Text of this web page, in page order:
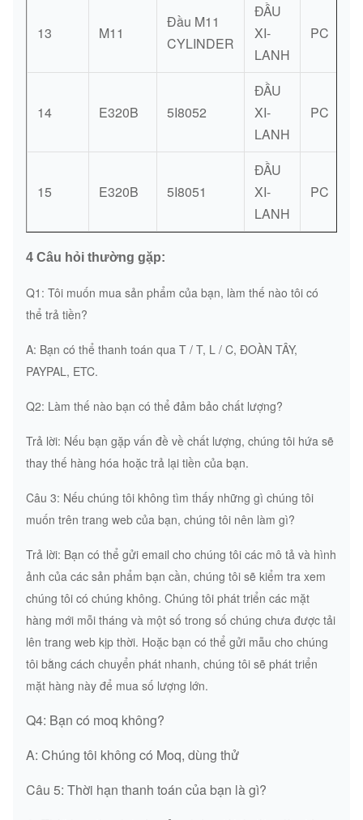
13 M11
Đầu M11
CYLINDER
ĐẦU
XI-
LANH
PC
14 E320B 5I8052
ĐẦU
XI-
LANH
PC
15 E320B 5I8051
ĐẦU
XI-
LANH
PC
4 Câu hỏi thường gặp:
Q1: Tôi muốn mua sản phẩm của bạn, làm thế nào tôi có
thể trả tiền?
A: Bạn có thể thanh toán qua T / T, L / C, ĐOÀN TÂY,
PAYPAL, ETC.
Q2: Làm thế nào bạn có thể đảm bảo chất lượng?
Trả lời: Nếu bạn gặp vấn đề về chất lượng, chúng tôi hứa sẽ
thay thế hàng hóa hoặc trả lại tiền của bạn.
Câu 3: Nếu chúng tôi không tìm thấy những gì chúng tôi
muốn trên trang web của bạn, chúng tôi nên làm gì?
Trả lời: Bạn có thể gửi email cho chúng tôi các mô tả và hình
ảnh của các sản phẩm bạn cần, chúng tôi sẽ kiểm tra xem
chúng tôi có chúng không. Chúng tôi phát triển các mặt
hàng mới mỗi tháng và một số trong số chúng chưa được tải
lên trang web kịp thời. Hoặc bạn có thể gửi mẫu cho chúng
tôi bằng cách chuyển phát nhanh, chúng tôi sẽ phát triển
mặt hàng này để mua số lượng lớn.
Q4: Bạn có moq không?
A: Chúng tôi không có Moq, dùng thử
Câu 5: Thời hạn thanh toán của bạn là gì?